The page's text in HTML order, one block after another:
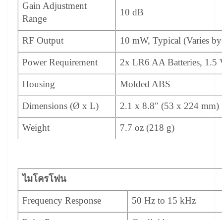
Gain Adjustment
Range
10 dB
RF Output 10 mW, Typical (Varies
Power Requirement 2x LR6 AA Batteries, 1.5
Housing Molded ABS
Dimensions (Ø x L) 2.1 x 8.8″ (53 x 224 mm)
Weight 7.7 oz (218 g)
ไมโครโฟน
Frequency Response 50 Hz to 15 kHz